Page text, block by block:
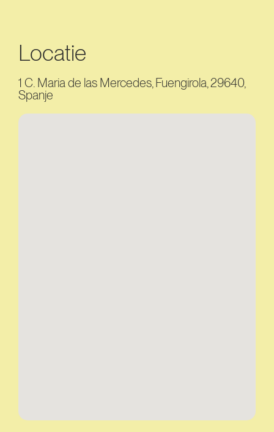
Locatie
1 C. Maria de las Mercedes, Fuengirola, 29640,
Spanje